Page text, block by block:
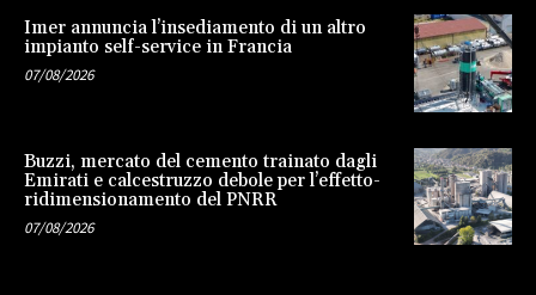
Imer annuncia l’insediamento di un altro
impianto self-service in Francia
07/08/2026
Buzzi, mercato del cemento trainato dagli
Emirati e calcestruzzo debole per l’effetto-
ridimensionamento del PNRR
07/08/2026